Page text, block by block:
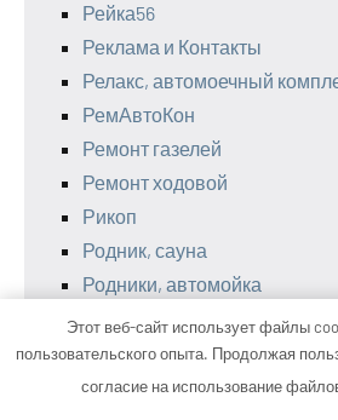
Рейка56
Реклама и Контакты
Релакс, автомоечный
РемАвтоКон
Ремонт газелей
Ремонт ходовой
Рикоп
Родник, сауна
Родники, автомойка
Роскар
Русская парная, баня на
С легким паром, баня
Этот веб-сайт использует файлы
пользовательского опыта. Продолжая
согласие на использование